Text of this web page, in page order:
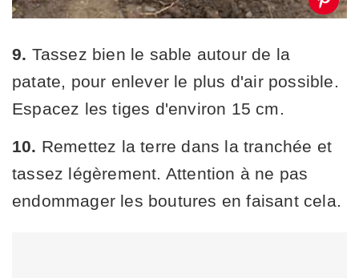
9. Tassez bien le sable autour de la
patate, pour enlever le plus d'air possible.
Espacez les tiges d'environ 15 cm.
10. Remettez la terre dans la tranchée et
tassez légèrement. Attention à ne pas
endommager les boutures en faisant cela.